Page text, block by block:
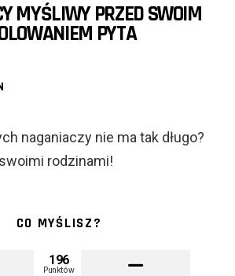
MYŚLIWY PRZED SWOIM
PYTA
naganiaczy nie ma tak długo?
rodzinami!
CO MYŚLISZ?
196
Punktów